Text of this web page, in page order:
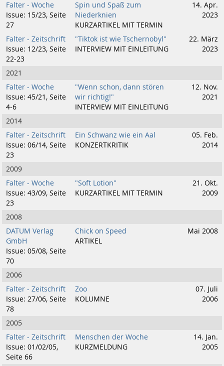
Falter - Woche
Issue: 15/23, Seite
27
Spin und Spaß zum
Niederknien
KURZARTIKEL MIT TERMIN
14. Apr.
2023
Falter - Zeitschrift
Issue: 12/23, Seite
22-23
"Tiktok ist wie Tschernobyl"
INTERVIEW MIT EINLEITUNG
22. März
2023
2021
Falter - Woche
Issue: 45/21, Seite
4-6
"Wenn schon, dann stören
wir richtig!"
INTERVIEW MIT EINLEITUNG
12. Nov.
2021
2014
Falter - Zeitschrift
Issue: 06/14, Seite
23
Ein Schwanz wie ein Aal
KONZERTKRITIK
05. Feb.
2014
2009
Falter - Woche
Issue: 43/09, Seite
23
"Soft Lotion"
KURZARTIKEL MIT TERMIN
21. Okt.
2009
2008
DATUM Verlag
GmbH
Issue: 05/08, Seite
70
Chick on Speed
ARTIKEL
Mai 2008
2006
Falter - Zeitschrift
Issue: 27/06, Seite
78
Zoo
KOLUMNE
07. Juli
2006
2005
Falter - Zeitschrift
Issue: 01/02/05,
Seite 66
Menschen der Woche
KURZMELDUNG
14. Jan.
2005